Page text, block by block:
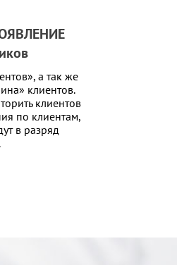
а так же
клиентов.
клиентов
по клиентам,
в разряд